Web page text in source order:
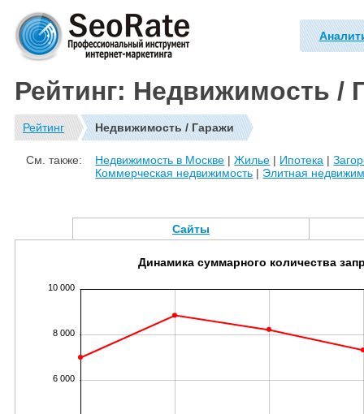
Рейтинг: Недвижимость /
Рейтинг Недвижимость / Гаражи
См. также: Недвижимость в Москве |Жилье | Ипотека |
Коммерческая недвижимость | Элитная
Сайты
6 000
8 000
10 000
Динамика суммарного количества